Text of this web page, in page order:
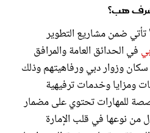
هب؟
ضمن مشاريع التطوير
في الحدائق العامة والمرافق
سكان وزوار دبي ورفاهيتهم وذلك
ومزايا وخدمات ترفيهية
للمهارات تحتوي على مضمار
من نوعها في قلب الإمارة
رفمي